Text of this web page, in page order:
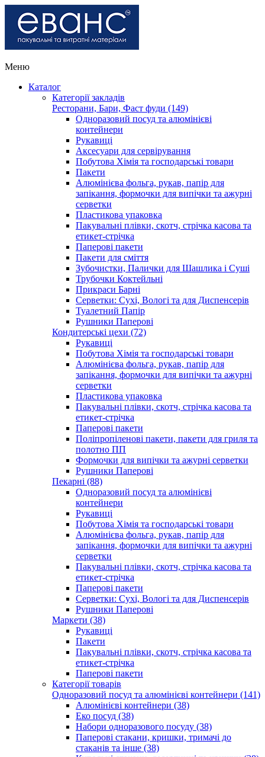
Меню
Каталог
Категорії закладів
Ресторани, Бари, Фаст фуди (149)
Одноразовий посуд та алюмінієві
контейнери
Рукавиці
Аксесуари для сервірування
Побутова Хімія та господарські товари
Пакети
Алюмінієва фольга, рукав, папір для
запікання, формочки для випічки та ажурні
серветки
Пластикова упаковка
Пакувальні плівки, скотч, стрічка касова та
етикет-стрічка
Паперові пакети
Пакети для сміття
Зубочистки, Палички для Шашлика і Суші
Трубочки Коктейльні
Прикраси Барні
Серветки: Сухі, Вологі та для Диспенсерів
Туалетний Папір
Рушники Паперові
Кондитерські цехи (72)
Рукавиці
Побутова Хімія та господарські товари
Алюмінієва фольга, рукав, папір для
запікання, формочки для випічки та ажурні
серветки
Пластикова упаковка
Пакувальні плівки, скотч, стрічка касова та
етикет-стрічка
Паперові пакети
Поліпропіленові пакети, пакети для гриля та
полотно ПП
Формочки для випічки та ажурні серветки
Рушники Паперові
Пекарні (88)
Одноразовий посуд та алюмінієві
контейнери
Рукавиці
Побутова Хімія та господарські товари
Алюмінієва фольга, рукав, папір для
запікання, формочки для випічки та ажурні
серветки
Пакувальні плівки, скотч, стрічка касова та
етикет-стрічка
Паперові пакети
Серветки: Сухі, Вологі та для Диспенсерів
Рушники Паперові
Маркети (38)
Рукавиці
Пакети
Пакувальні плівки, скотч, стрічка касова та
етикет-стрічка
Паперові пакети
Категорії товарів
Одноразовий посуд та алюмінієві контейнери (141)
Алюмінієві контейнери (38)
Еко посуд (38)
Набори одноразового посуду (38)
Паперові стакани, кришки, тримачі до
стаканів та інше (38)